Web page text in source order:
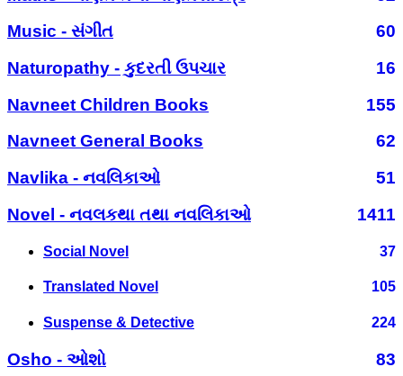
Music - સંગીત
60
Naturopathy - કુદરતી ઉપચાર
16
Navneet Children Books
155
Navneet General Books
62
Navlika - નવલિકાઓ
51
Novel - નવલકથા તથા નવલિકાઓ
1411
Social Novel 37
Translated Novel 105
Suspense & Detective 224
Osho - ઓશો
83